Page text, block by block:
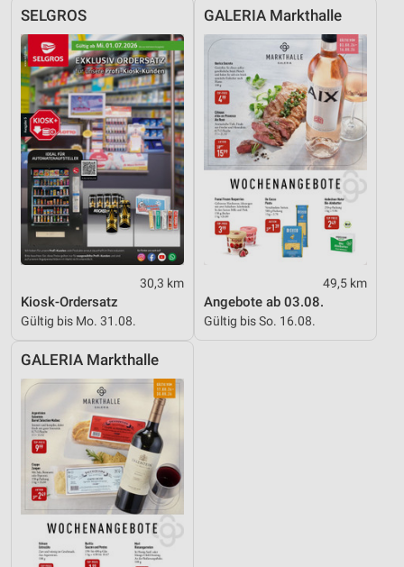
SELGROS
30,3 km
Kiosk-Ordersatz
Gültig bis Mo. 31.08.
GALERIA Markthalle
49,5 km
Angebote ab 03.08.
Gültig bis So. 16.08.
GALERIA Markthalle